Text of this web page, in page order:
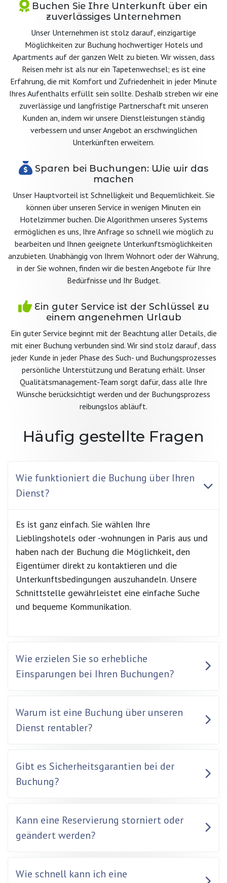
Buchen Sie Ihre Unterkunft über ein
zuverlässiges Unternehmen
Unser Unternehmen ist stolz darauf, einzigartige
Möglichkeiten zur Buchung hochwertiger Hotels und
Apartments auf der ganzen Welt zu bieten. Wir wissen, dass
Reisen mehr ist als nur ein Tapetenwechsel; es ist eine
Erfahrung, die mit Komfort und Zufriedenheit in jeder Minute
Ihres Aufenthalts erfüllt sein sollte. Deshalb streben wir eine
zuverlässige und langfristige Partnerschaft mit unseren
Kunden an, indem wir unsere Dienstleistungen ständig
verbessern und unser Angebot an erschwinglichen
Unterkünften erweitern.
Sparen bei Buchungen: Wie wir das
machen
Unser Hauptvorteil ist Schnelligkeit und Bequemlichkeit. Sie
können über unseren Service in wenigen Minuten ein
Hotelzimmer buchen. Die Algorithmen unseres Systems
ermöglichen es uns, Ihre Anfrage so schnell wie möglich zu
bearbeiten und Ihnen geeignete Unterkunftsmöglichkeiten
anzubieten. Unabhängig von Ihrem Wohnort oder der Währung,
in der Sie wohnen, finden wir die besten Angebote für Ihre
Bedürfnisse und Ihr Budget.
Ein guter Service ist der Schlüssel zu
einem angenehmen Urlaub
Ein guter Service beginnt mit der Beachtung aller Details, die
mit einer Buchung verbunden sind. Wir sind stolz darauf, dass
jeder Kunde in jeder Phase des Such- und Buchungsprozesses
persönliche Unterstützung und Beratung erhält. Unser
Qualitätsmanagement-Team sorgt dafür, dass alle Ihre
Wünsche berücksichtigt werden und der Buchungsprozess
reibungslos abläuft.
Häufig gestellte Fragen
Wie funktioniert die Buchung über Ihren
Dienst?
Es ist ganz einfach. Sie wählen Ihre
Lieblingshotels oder -wohnungen in Paris aus und
haben nach der Buchung die Möglichkeit, den
Eigentümer direkt zu kontaktieren und die
Unterkunftsbedingungen auszuhandeln. Unsere
Schnittstelle gewährleistet eine einfache Suche
und bequeme Kommunikation.
Wie erzielen Sie so erhebliche
Einsparungen bei Ihren Buchungen?
Warum ist eine Buchung über unseren
Dienst rentabler?
Gibt es Sicherheitsgarantien bei der
Buchung?
Kann eine Reservierung storniert oder
geändert werden?
Wie schnell kann ich eine